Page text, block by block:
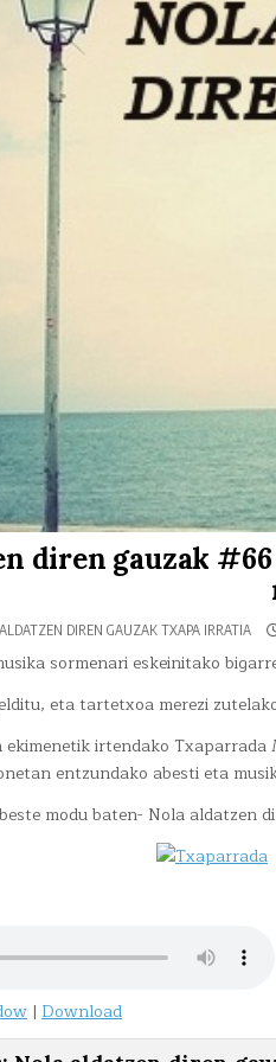
diren gauzak
DIREN GAUZAK TXAPA IRRATIA
sormenari eskeinitako
eta tartetxoa merezi
irtendako
entzundako abesti eta
modu baten- Nola aldatzen
| Download